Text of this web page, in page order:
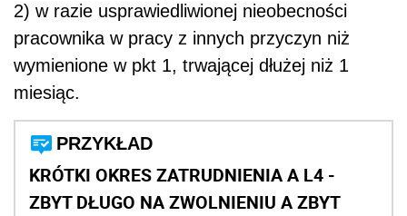
2) w razie usprawiedliwionej nieobecności
pracownika w pracy z innych przyczyn niż
wymienione w pkt 1, trwającej dłużej niż 1
miesiąc.
PRZYKŁAD
KRÓTKI OKRES ZATRUDNIENIA A L4 -
ZBYT DŁUGO NA ZWOLNIENIU A ZBYT